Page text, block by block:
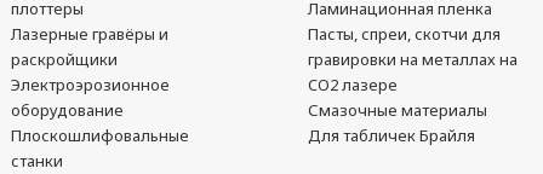
плоттеры
Лазерные гравёры и
раскройщики
Электроэрозионное
оборудование
Плоскошлифовальные
станки
Ламинационная пленка
Пасты, спреи, скотчи для
гравировки на металлах на
CO2 лазере
Смазочные материалы
Для табличек Брайля